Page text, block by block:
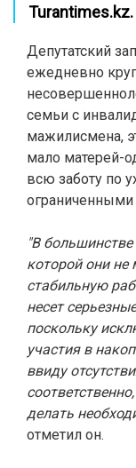
Turantimes.kz.
Депутатский
ежедневно
семьи с
мажилисмена,
мало матерей-
всю заботу по
"В большинстве
которой они не
стабильную
несет
поскольку
участия в
ввиду
делать
отметил он.